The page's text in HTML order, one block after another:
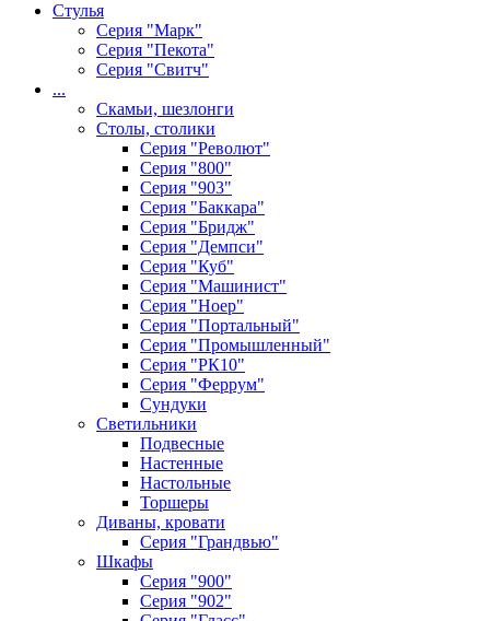
Стулья
Серия "Марк"
Серия "Пекота"
Серия "Свитч"
...
Скамьи, шезлонги
Столы, столики
Серия "Револют"
Серия "800"
Серия "903"
Серия "Баккара"
Серия "Бридж"
Серия "Демпси"
Серия "Куб"
Серия "Машинист"
Серия "Ноер"
Серия "Портальный"
Серия "Промышленный"
Серия "РК10"
Серия "Феррум"
Сундуки
Светильники
Подвесные
Настенные
Настольные
Торшеры
Диваны, кровати
Серия "Грандвью"
Шкафы
Серия "900"
Серия "902"